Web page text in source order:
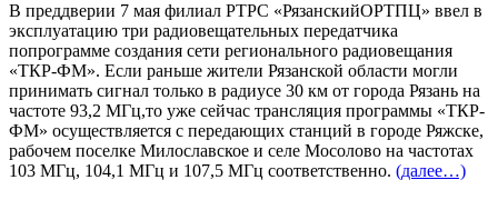
В преддверии 7 мая филиал РТРС «РязанскийОРТПЦ» ввел в
эксплуатацию три радиовещательных передатчика
попрограмме создания сети регионального радиовещания
«ТКР-ФМ». Если раньше жители Рязанской области могли
принимать сигнал только в радиусе 30 км от города Рязань на
частоте 93,2 МГц,то уже сейчас трансляция программы «ТКР-
ФМ» осуществляется с передающих станций в городе Ряжске,
рабочем поселке Милославское и селе Мосолово на частотах
103 МГц, 104,1 МГц и 107,5 МГц соответственно. (далее…)